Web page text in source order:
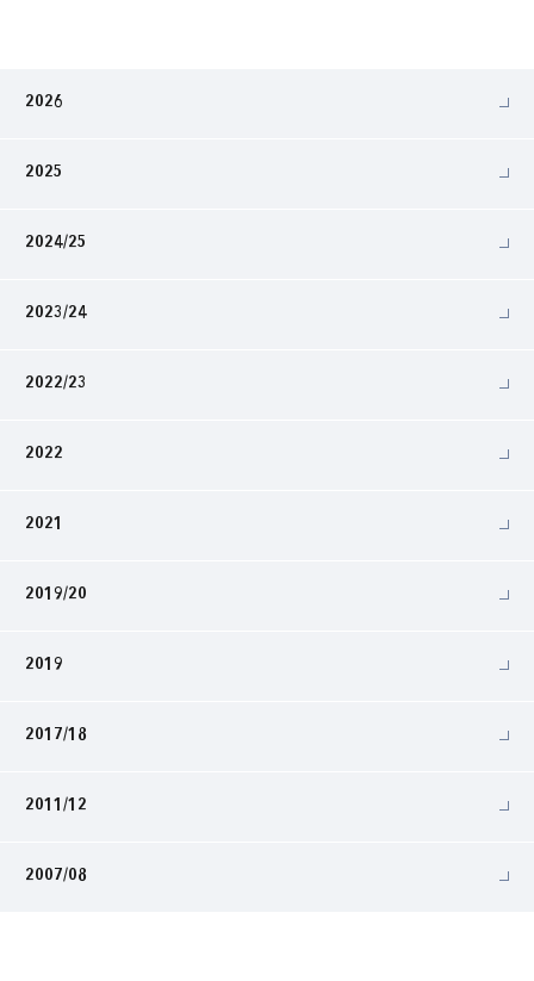
2026
2025
2024/25
2023/24
2022/23
2022
2021
2019/20
2019
2017/18
2011/12
2007/08